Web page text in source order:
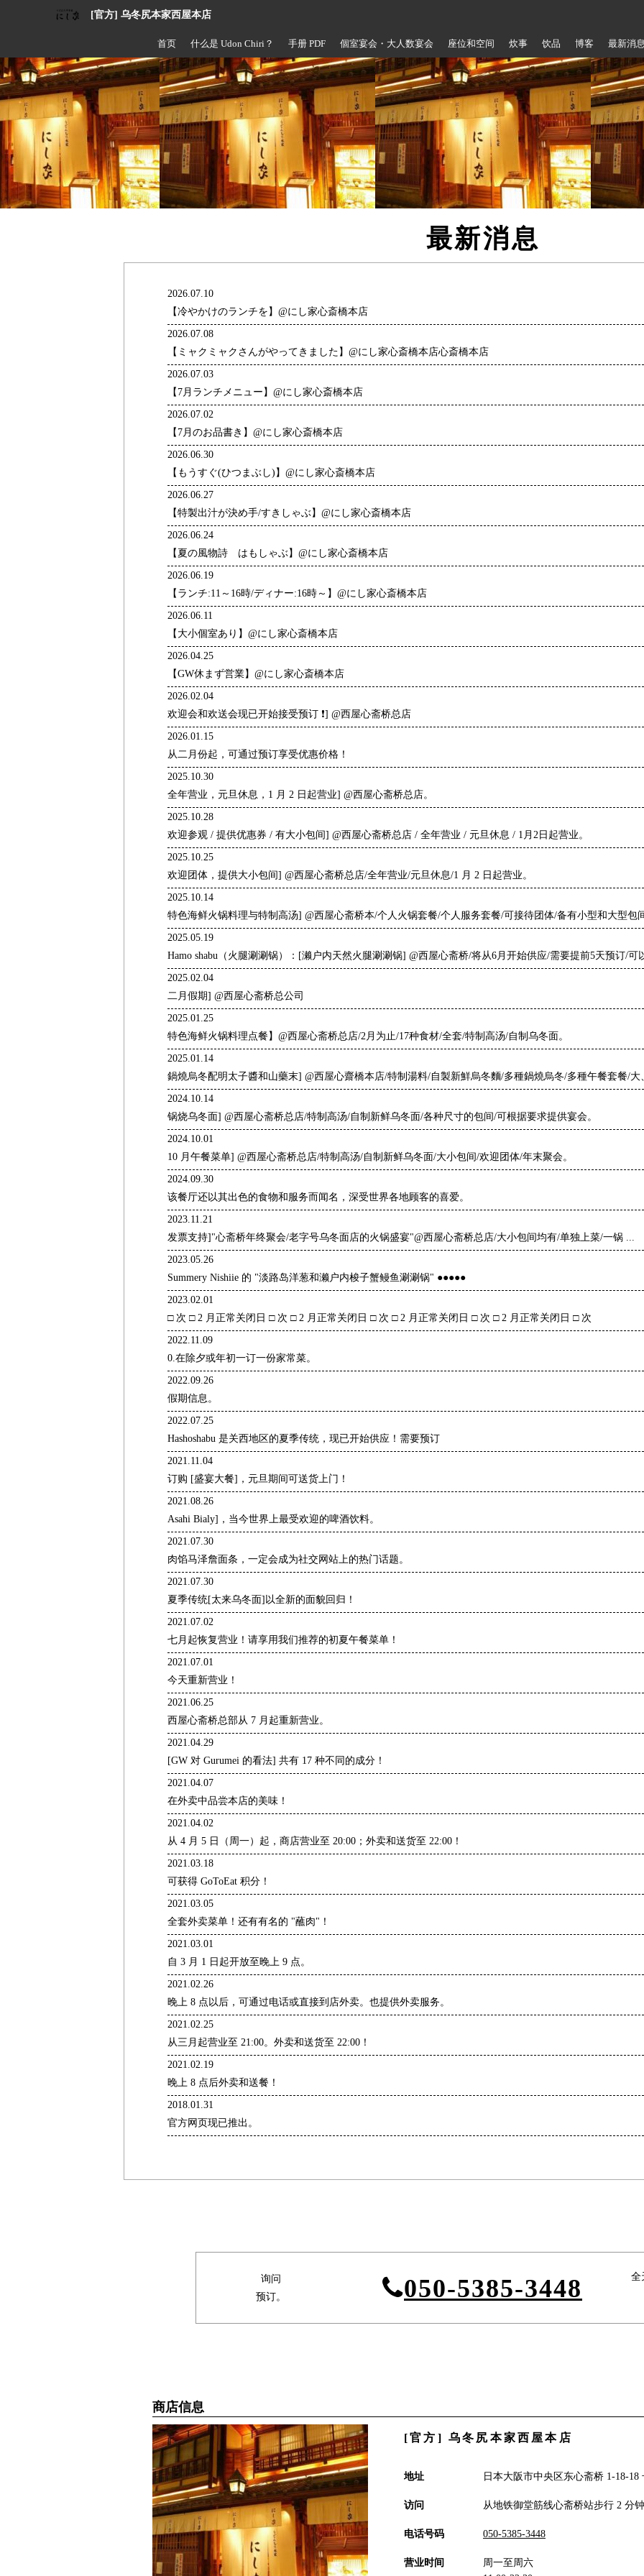
[官方] 乌冬尻本家西屋本店
首页 什么是 Udon Chiri？ 手册 PDF 個室宴会・大人数宴会 座位和空间 炊事 饮品 博客 最新消息
最新消息
2026.07.10
【冷やかけのランチを】@にし家心斎橋本店
2026.07.08
【ミャクミャクさんがやってきました】@にし家心斎橋本店心斎橋本店
2026.07.03
【7月ランチメニュー】@にし家心斎橋本店
2026.07.02
【7月のお品書き】@にし家心斎橋本店
2026.06.30
【もうすぐ(ひつまぶし)】@にし家心斎橋本店
2026.06.27
【特製出汁が決め手/すきしゃぶ】@にし家心斎橋本店
2026.06.24
【夏の風物詩 はもしゃぶ】@にし家心斎橋本店
2026.06.19
【ランチ:11～16時/ディナー:16時～】@にし家心斎橋本店
2026.06.11
【大小個室あり】@にし家心斎橋本店
2026.04.25
【GW休まず営業】@にし家心斎橋本店
2026.02.04
欢迎会和欢送会现已开始接受预订 ❗] @西屋心斋桥总店
2026.01.15
从二月份起，可通过预订享受优惠价格！
2025.10.30
全年营业，元旦休息，1 月 2 日起营业] @西屋心斋桥总店。
2025.10.28
欢迎参观 / 提供优惠券 / 有大小包间] @西屋心斋桥总店 / 全年营业 / 元旦休息 / 1月2日起营业。
2025.10.25
欢迎团体，提供大小包间] @西屋心斋桥总店/全年营业/元旦休息/1 月 2 日起营业。
2025.10.14
特色海鲜火锅料理与特制高汤] @西屋心斋桥本/个人火锅套餐/个人服务套餐/可接待团体/备有小型和大型包
2025.05.19
Hamo shabu（火腿涮涮锅）：[濑户内天然火腿涮涮锅] @西屋心斋桥/将从6月开始供应/需要提前5天预订/可
2025.02.04
二月假期] @西屋心斋桥总公司
2025.01.25
特色海鲜火锅料理点餐】@西屋心斋桥总店/2月为止/17种食材/全套/特制高汤/自制乌冬面。
2025.01.14
鍋燒烏冬配明太子醬和山藥末] @西屋心齋橋本店/特制湯料/自製新鮮烏冬麵/多種鍋燒烏冬/多種午餐套餐/大
2024.10.14
锅烧乌冬面] @西屋心斋桥总店/特制高汤/自制新鲜乌冬面/各种尺寸的包间/可根据要求提供宴会。
2024.10.01
10 月午餐菜单] @西屋心斋桥总店/特制高汤/自制新鲜乌冬面/大小包间/欢迎团体/年末聚会。
2024.09.30
该餐厅还以其出色的食物和服务而闻名，深受世界各地顾客的喜爱。
2023.11.21
发票支持]"心斋桥年终聚会/老字号乌冬面店的火锅盛宴"@西屋心斋桥总店/大小包间均有/单独上菜/一锅 ...
2023.05.26
Summery Nishiie 的 "淡路岛洋葱和濑户内梭子蟹鳗鱼涮涮锅" ●●●●●
2023.02.01
□ 次 □ 2 月正常关闭日 □ 次 □ 2 月正常关闭日 □ 次 □ 2 月正常关闭日 □ 次 □ 2 月正常关闭日 □ 次
2022.11.09
0.在除夕或年初一订一份家常菜。
2022.09.26
假期信息。
2022.07.25
Hashoshabu 是关西地区的夏季传统，现已开始供应！需要预订
2021.11.04
订购 [盛宴大餐]，元旦期间可送货上门！
2021.08.26
Asahi Bialy]，当今世界上最受欢迎的啤酒饮料。
2021.07.30
肉馅马泽詹面条，一定会成为社交网站上的热门话题。
2021.07.30
夏季传统[太来乌冬面]以全新的面貌回归！
2021.07.02
七月起恢复营业！请享用我们推荐的初夏午餐菜单！
2021.07.01
今天重新营业！
2021.06.25
西屋心斋桥总部从 7 月起重新营业。
2021.04.29
[GW 对 Gurumei 的看法] 共有 17 种不同的成分！
2021.04.07
在外卖中品尝本店的美味！
2021.04.02
从 4 月 5 日（周一）起，商店营业至 20:00；外卖和送货至 22:00！
2021.03.18
可获得 GoToEat 积分！
2021.03.05
全套外卖菜单！还有有名的 "蘸肉"！
2021.03.01
自 3 月 1 日起开放至晚上 9 点。
2021.02.26
晚上 8 点以后，可通过电话或直接到店外卖。也提供外卖服务。
2021.02.25
从三月起营业至 21:00。外卖和送货至 22:00！
2021.02.19
晚上 8 点后外卖和送餐！
2018.01.31
官方网页现已推出。
询问
预订。
050-5385-3448 全
商店信息
[官方] 乌冬尻本家西屋本店
地址 日本大阪市中央区东心斋桥 1-18-18
访问 从地铁御堂筋线心斋桥站步行 2 分钟
电话号码 050-5385-3448
营业时间
周一至周六